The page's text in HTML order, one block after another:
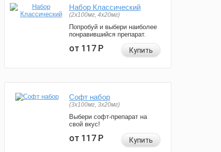
Набор Классический
(2x100мг, 4x20мг)
Попробуй и выбери наиболее
понравившийся препарат.
от 117Р Купить
Софт набор
(3x100мг, 3x20мг)
Выбери софт-препарат на
свой вкус!
от 117Р Купить